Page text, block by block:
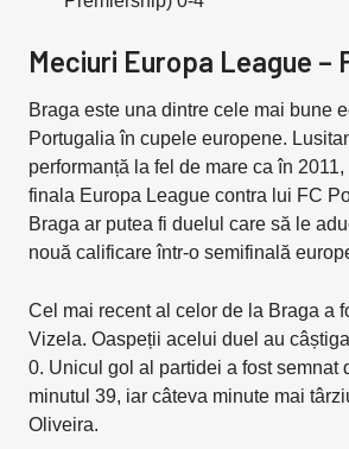
Meciuri Europa League –
Braga este una dintre cele mai bune
Portugalia în cupele europene.
performanță la fel de mare ca în
finala Europa League contra lui FC
Braga ar putea fi duelul care să le
nouă calificare într-o semifinală
Cel mai recent al celor de la Braga a
Vizela. Oaspeții acelui duel au
0. Unicul gol al partidei a fost semnat
minutul 39, iar câteva minute mai
Oliveira.